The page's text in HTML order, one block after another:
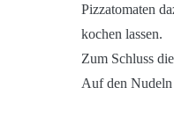
Pizzatomaten
kochen lassen.
Zum Schluss
Auf den